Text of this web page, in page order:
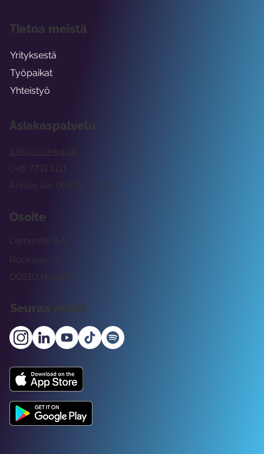
Asiakaspalvelu
tuki@rockway.fi
Arkisin klo 09:00 -15:00
045 7731 1111
Osoite
Rockway Oy
Lemuntie 3-5
00510 Helsinki
Seuraa meitä
Tietoa meistä
Yrityksestä
Työpaikat
Yhteistyö